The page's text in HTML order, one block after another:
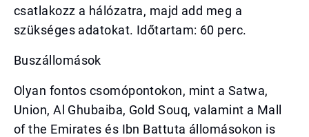
csatlakozz a hálózatra, majd add meg a
szükséges adatokat. Időtartam: 60 perc.
Buszállomások
Olyan fontos csomópontokon, mint a Satwa,
Union, Al Ghubaiba, Gold Souq, valamint a Mall
of the Emirates és Ibn Battuta állomásokon is